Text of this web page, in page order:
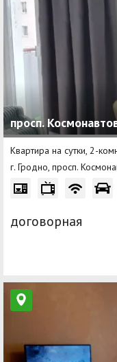
просп.
Квартира на сутки, 2-
г. Гродно, просп.
договорная